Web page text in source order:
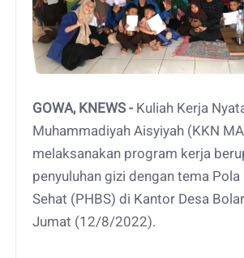
GOWA, KNEWS - Kuliah Kerja
Muhammadiyah Aisyiyah (KKN
melaksanakan program kerja
penyuluhan gizi dengan tema
Sehat (PHBS) di Kantor Desa
Jumat (12/8/2022).